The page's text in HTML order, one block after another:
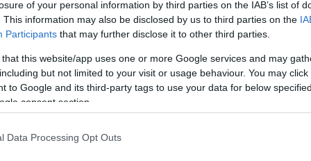
of your personal information by third parties on the IAB’s list of
This information may also be disclosed by us to third parties on the
Participants that may further disclose it to other third parties.
that this website/app uses one or more Google services and may
but not limited to your visit or usage behaviour. You may
to Google and its third-party tags to use your data for below
consent section.
Data Processing Opt Outs
NÖVELI CSERKESZŐLŐ
VONZEREJÉT
2023.10.04.
a mintegy 2300 lakosú Cserkeszőlőn –
Szolnok Vármegyei Területfejlesztési